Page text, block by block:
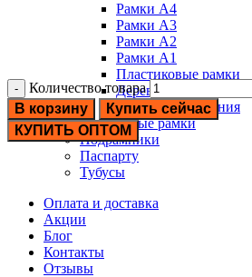
Рамки А4
Рамки А3
Рамки А2
Рамки А1
Пластиковые рамки
Деревянные рамки
Рамки из алюминия
Белые рамки
Подрамники
Паспарту
Тубусы
Оплата и доставка
Акции
Блог
Контакты
Отзывы
Количество товара
В корзину
Купить сейчас
КУПИТЬ ОПТОМ